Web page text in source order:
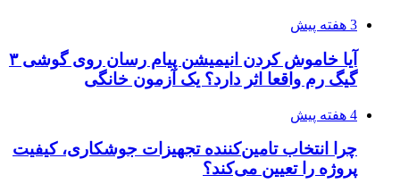
3 هفته پیش
آیا خاموش کردن انیمیشن پیام رسان روی گوشی ۳
گیگ رم واقعا اثر دارد؟ یک آزمون خانگی
4 هفته پیش
چرا انتخاب تامین‌کننده تجهیزات جوشکاری، کیفیت
پروژه را تعیین می‌کند؟